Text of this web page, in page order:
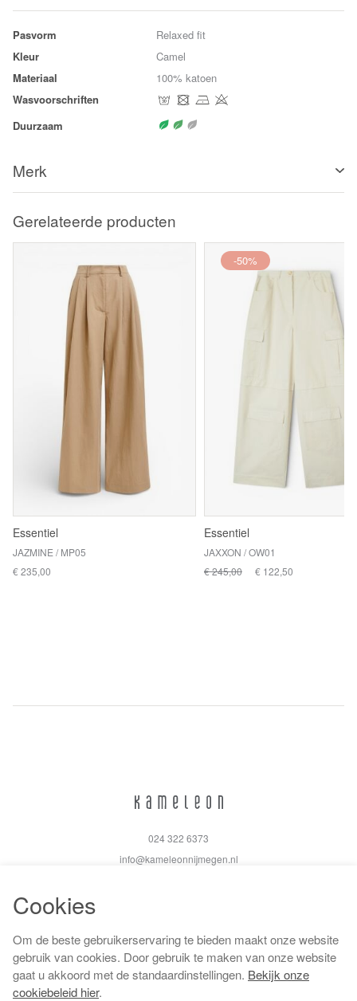
Pasvorm
Relaxed fit
Kleur
Camel
Materiaal
100% katoen
Wasvoorschriften
Duurzaam
Merk
Gerelateerde producten
Essentiel
JAZMINE / MP05
€ 235,00
-50%
Essentiel
JAXXON / OW01
€ 245,00
€ 122,50
024 322 6373
info@kameleonnijmegen.nl
Algemene voorwaarden
Privacy policy
Cookiebeleid
Cookies
Om de beste gebruikerservaring te bieden maakt onze website
gebruik van cookies. Door gebruik te maken van onze website
gaat u akkoord met de standaardinstellingen. Bekijk onze
cookiebeleid hier.